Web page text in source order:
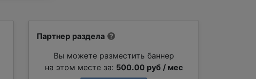
Партнер раздела
Вы можете разместить баннер
на этом месте за: 500.00 руб / мес